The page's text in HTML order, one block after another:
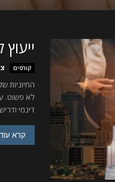
קורסים
החיוניות
לא פשוט.
דינמי
קרא עוד